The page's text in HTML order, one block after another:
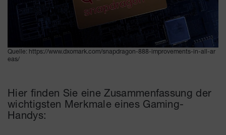
Quelle: https://www.dxomark.com/snapdragon-888-improvements-in-all-ar
eas/
Hier finden Sie eine Zusammenfassung der
wichtigsten Merkmale eines Gaming-
Handys: